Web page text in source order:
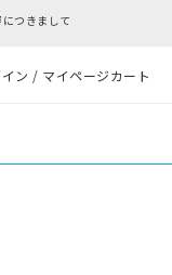
つきまして
ン / マイページカート